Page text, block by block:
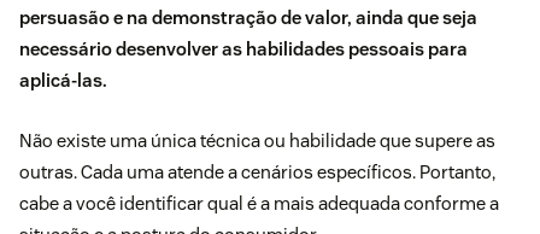
persuasão e na demonstração de valor, ainda que seja
necessário desenvolver as habilidades pessoais para
aplicá-las.
Não existe uma única técnica ou habilidade que supere as
outras. Cada uma atende a cenários específicos. Portanto,
cabe a você identificar qual é a mais adequada conforme a